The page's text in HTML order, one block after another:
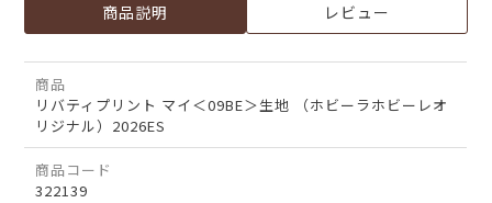
商品説明 レビュー
商品
リバティプリント マイ＜09BE＞生地 （ホビーラホビーレオ
リジナル）2026ES
商品コード
322139